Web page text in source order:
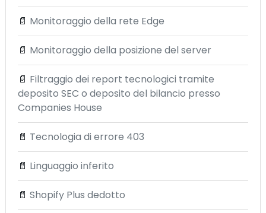
📄 Monitoraggio della rete Edge
📄 Monitoraggio della posizione del server
📄 Filtraggio dei report tecnologici tramite
deposito SEC o deposito del bilancio presso
Companies House
📄 Tecnologia di errore 403
📄 Linguaggio inferito
📄 Shopify Plus dedotto